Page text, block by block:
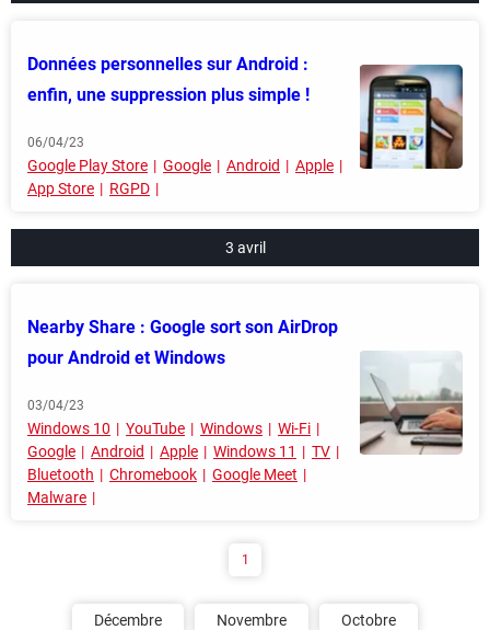
Données personnelles sur Android :
enfin, une suppression plus simple !
06/04/23
Google Play Store Google Android
Apple
App Store
RGPD
3 avril
Nearby Share : Google sort son AirDrop
pour Android et Windows
03/04/23
Windows 10 YouTube Windows
Wi-Fi
Google
Android Apple Windows 11
TV
Bluetooth
Chromebook
Google Meet
Malware
1
Décembre Novembre Octobre